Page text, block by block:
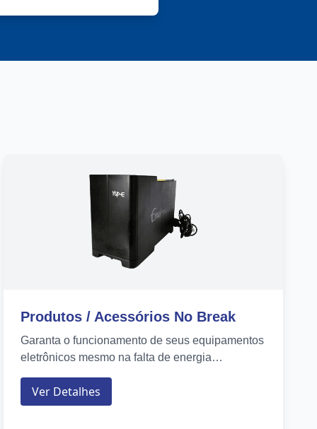
Produtos / Acessórios No Break
Garanta o funcionamento de seus equipamentos
eletrônicos mesmo na falta de energia
Ver Detalhes